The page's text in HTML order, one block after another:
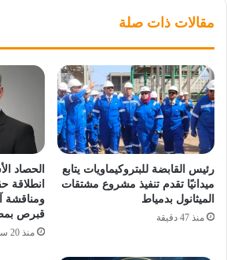
مقالات ذات صلة
رئيس القابضة للبتروكيماويات يتابع
ميدانيًا تقدم تنفيذ مشروع مشتقات
الميثانول بدمياط
منذ 47 دقيقة
الحصاد
انطلاقة
ومناقشة
قبرص
منذ 20 ساعة